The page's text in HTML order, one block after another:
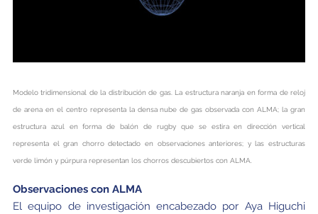
Modelo tridimensional de la distribución de gas. La estructura naranja en forma de reloj
de arena en el centro representa la densa nube de gas observada con ALMA; la gran
estructura azul en forma de balón de rugby que se estira en dirección vertical
representa el gran chorro detectado en observaciones anteriores; y las estructuras
verde limón y púrpura representan los chorros descubiertos con ALMA.
Observaciones con ALMA
El equipo de investigación encabezado por Aya Higuchi